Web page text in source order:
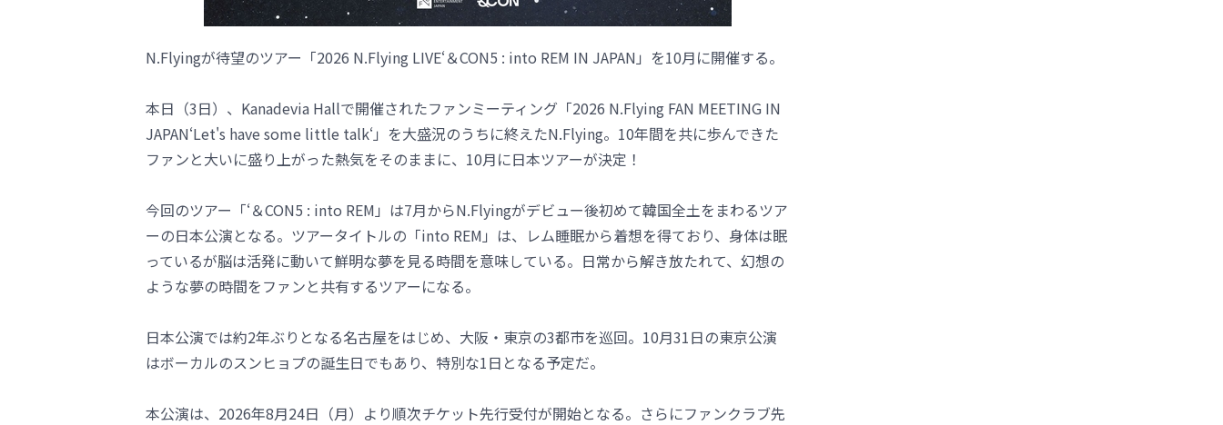
N.Flyingが待望のツアー「2026 N.Flying LIVE‘＆CON5 : into REM IN JAPAN」を10月に開催する。
本日（3日）、Kanadevia Hallで開催されたファンミーティング「2026 N.Flying FAN MEETING IN
JAPAN‘Let's have some little talk‘」を大盛況のうちに終えたN.Flying。10年間を共に歩んできた
ファンと大いに盛り上がった熱気をそのままに、10月に日本ツアーが決定！
今回のツアー「‘＆CON5 : into REM」は7月からN.Flyingがデビュー後初めて韓国全土をまわるツア
ーの日本公演となる。ツアータイトルの「into REM」は、レム睡眠から着想を得ており、身体は眠
っているが脳は活発に動いて鮮明な夢を見る時間を意味している。日常から解き放たれて、幻想の
ような夢の時間をファンと共有するツアーになる。
日本公演では約2年ぶりとなる名古屋をはじめ、大阪・東京の3都市を巡回。10月31日の東京公演
はボーカルのスンヒョプの誕生日でもあり、特別な1日となる予定だ。
本公演は、2026年8月24日（月）より順次チケット先行受付が開始となる。さらにファンクラブ先